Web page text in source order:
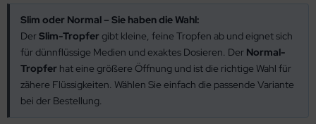
Slim oder Normal – Sie haben die Wahl:
DerSlim-Tropfergibt kleine, feine Tropfen ab und eignet sich
für dünnflüssige Medien und exaktes Dosieren. Der Normal-
Tropfer hat eine größere Öffnung und ist die richtige Wahl für
zähere Flüssigkeiten. Wählen Sie einfach die passende Variante
bei der Bestellung.